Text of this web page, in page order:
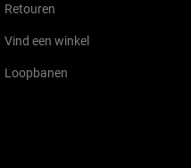
Retouren
Vind een winkel
Loopbanen